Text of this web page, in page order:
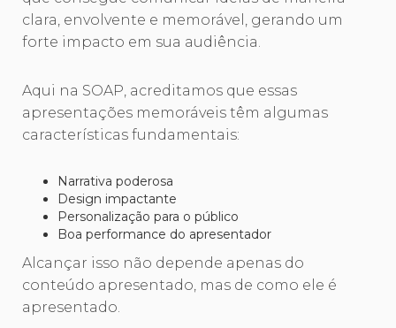
clara, envolvente e memorável, gerando um
forte impacto em sua audiência.
Aqui na SOAP, acreditamos que essas
apresentações memoráveis têm algumas
características fundamentais:
Narrativa poderosa
Design impactante
Personalização para o público
Boa performance do apresentador
Alcançar isso não depende apenas do
conteúdo apresentado, mas de como ele é
apresentado.